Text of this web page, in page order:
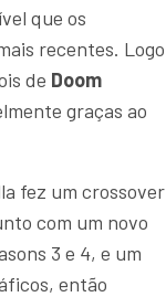
que os
recentes. Logo
de Doom
graças ao
fez um crossover
com um novo
3 e 4, e um
então